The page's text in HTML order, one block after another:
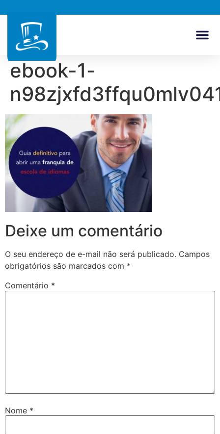
ebook-1-
Deixe um comentário
O seu endereço de e-mail não será publicado. Campos
obrigatórios são marcados com *
Comentário *
Nome *